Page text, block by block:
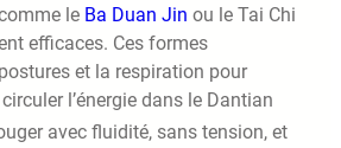
le Ba Duan Jin ou le Tai Chi
efficaces. Ces formes
et la respiration pour
l’énergie dans le Dantian
avec fluidité, sans tension, et